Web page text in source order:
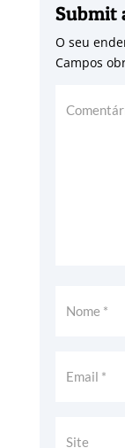
Submit
O seu
Campos